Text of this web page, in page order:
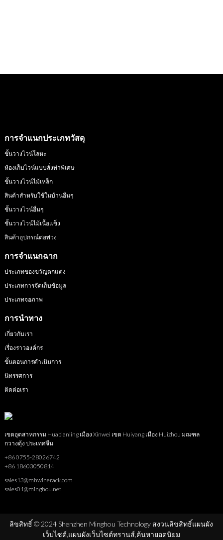
การจำแนกประเภทวัสดุ
ชั้นวางไวน์โลหะ
ห้องเก็บไวน์แบบสั่งทำพิเศษ
ชั้นวางไวน์ไม้เหล็ก
สินค้าสำหรับใช้ในบ้านอื่นๆ
ชั้นวางไวน์อื่นๆ
ชั้นวางไวน์ไม้เนื้อแข็ง
สินค้าอุปกรณ์ต่อพ่วง
การจำแนกฉาก
ประเภทของขวัญตกแต่ง
ประเภทการจัดเก็บข้อมูล
ประเภทจอภาพ
การนำทาง
เกี่ยวกับเรา
เรื่องราวองค์กร
ขั้นตอนการดำเนินการ
นิทรรศการ
ติดต่อเรา
เขตอุตสาหกรรม Huabianling เมือง Xinwei เขต Huiyang เมือง Huizhou มณฑล
กวางตุ้ง ประเทศจีน
+86 0755-28026742
+86 18603050814
sales13@mhwinerack.com
sales01@minghou.net
ลิขสิทธิ์ © 2024 Shenzhen Minghou Technology สงวนลิขสิทธิ์แผนผัง
เว็บไซต์, แผนผังเว็บไซต์ทรานส์, ค้นหายอดนิยม